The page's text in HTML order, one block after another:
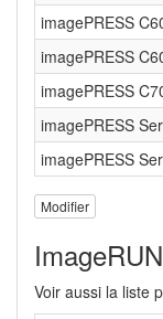
imagePRESS
imagePRESS
imagePRESS
imagePRESS
imagePRESS
Modifier
Voir aussi la liste